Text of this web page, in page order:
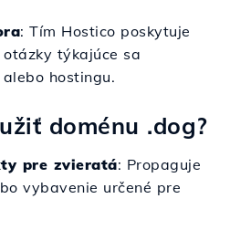
: Tím Hostico poskytuje
týkajúce sa
hostingu.
doménu .dog?
pre zvieratá: Propaguje
vybavenie určené pre